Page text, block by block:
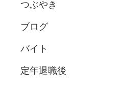
つぶやき
ブログ
バイト
定年退職後